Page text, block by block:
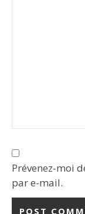
Prévenez-moi
par e-mail.